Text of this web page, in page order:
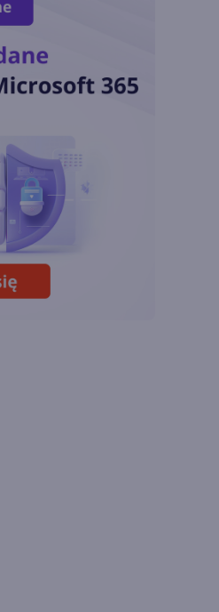
OpenAI tnie ceny
modeli GPT-5.6.
Odpowiedź na presję
Chin
chmury. Microsoft
ogłasza znakomite
wyniki i
superaplikację
Sztuczna inteligencja
wspiera odkrycia
naukowe. OpenAI
startuje z nowym